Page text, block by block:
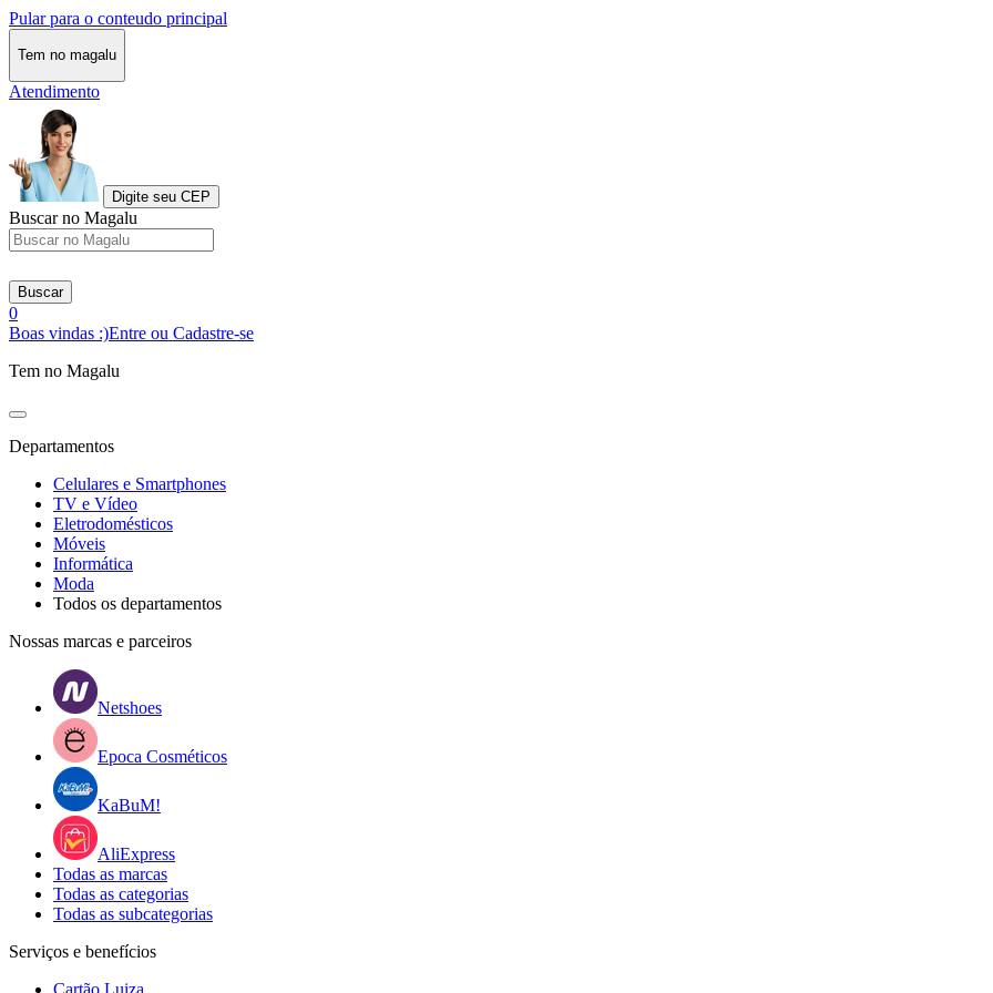
Pular para o conteudo principal
Tem no magalu
Atendimento
Digite seu CEP
Buscar no Magalu
Buscar
0
Boas vindas :)Entre ou Cadastre-se
Tem no Magalu
Departamentos
Celulares e Smartphones
TV e Vídeo
Eletrodomésticos
Móveis
Informática
Moda
Todos os departamentos
Nossas marcas e parceiros
Netshoes
Epoca Cosméticos
KaBuM!
AliExpress
Todas as marcas
Todas as categorias
Todas as subcategorias
Serviços e benefícios
Cartão Luiza